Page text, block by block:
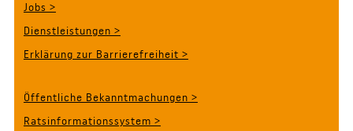
Jobs >
Dienstleistungen >
Erklärung zur Barrierefreiheit >
Öffentliche Bekanntmachungen >
Ratsinformationssystem >